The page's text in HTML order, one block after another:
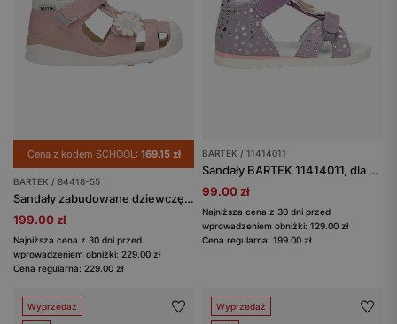
Cena z kodem SCHOOL: 169.15 zł
BARTEK / 84418-55
Sandały zabudowane dziewczęce z dwoiny foliowanej z aplikacją w kwiatki BARTEK 84418-55
199.00 zł
Najniższa cena z 30 dni przed
wprowadzeniem obniżki: 229.00 zł
Cena regularna: 229.00 zł
BARTEK / 11414011
Sandały BARTEK 11414011, dla dziewcząt, fioletowy
99.00 zł
Najniższa cena z 30 dni przed
wprowadzeniem obniżki: 129.00 zł
Cena regularna: 199.00 zł
Wyprzedaż Wyprzedaż